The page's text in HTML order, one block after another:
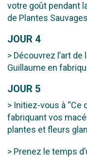
votre goût pendant
de Plantes
JOUR 4
> Découvrez l’art
Guillaume en
JOUR 5
> Initiez-vous à “Ce
fabriquant vos
plantes et fleurs
> Prenez le temps